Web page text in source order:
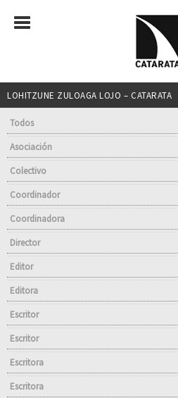
LOHITZUNE ZULOAGA LOJO – CATARATA
Todos
Asociación
Colectivo
Coordinador
Coordinadora
Director
Editor
Editora
Escritor
Escritor
Escritora
Escritora